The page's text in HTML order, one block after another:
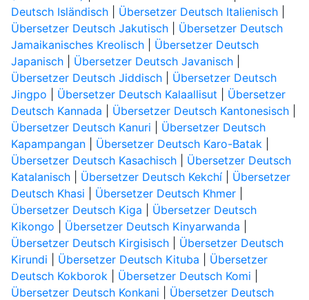
Deutsch Isländisch| Übersetzer Deutsch Italienisch|
Übersetzer Deutsch Jakutisch| Übersetzer Deutsch
Jamaikanisches Kreolisch| Übersetzer Deutsch
Japanisch| Übersetzer Deutsch Javanisch|
Übersetzer Deutsch Jiddisch| Übersetzer Deutsch
Jingpo
Übersetzer Deutsch Kalaallisut
Übersetzer
Deutsch Kannada
Übersetzer Deutsch Kantonesisch|
Übersetzer Deutsch Kanuri
Übersetzer Deutsch
Kapampangan| Übersetzer Deutsch Karo-Batak|
Übersetzer Deutsch Kasachisch| Übersetzer Deutsch
Katalanisch| Übersetzer Deutsch Kekchí| Übersetzer
Deutsch Khasi
Übersetzer Deutsch Khmer|
Übersetzer Deutsch Kiga
Übersetzer Deutsch
Kikongo
Übersetzer Deutsch Kinyarwanda
Übersetzer Deutsch Kirgisisch| Übersetzer Deutsch
Kirundi
Übersetzer Deutsch Kituba
Übersetzer
Deutsch Kokborok| Übersetzer Deutsch Komi
Übersetzer Deutsch Konkani
Übersetzer Deutsch